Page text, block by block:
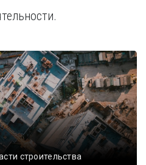
строительства